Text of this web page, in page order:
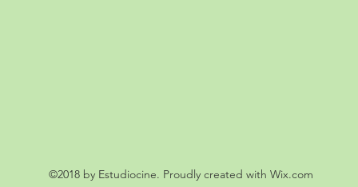
©2018 by Estudiocine. Proudly created with Wix.com